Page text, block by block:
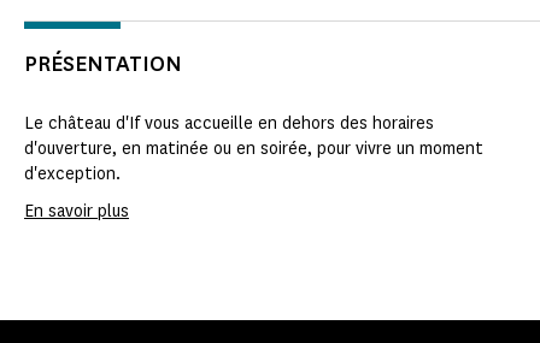
PRÉSENTATION
Le château d'If vous accueille en dehors des horaires
d'ouverture, en matinée ou en soirée, pour vivre un moment
d'exception.
En savoir plus